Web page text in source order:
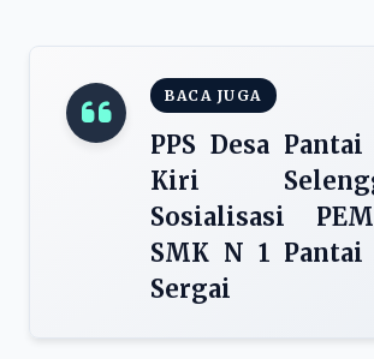
BACA JUGA
PPS Desa
Kiri
Sosialisasi
SMK N 1 Pantai
Sergai